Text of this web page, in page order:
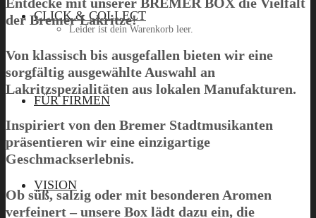
CLICK & COLLECT
FÜR FIRMEN
VISION
Leider ist dein Warenkorb leer.
Menü
der Bremer Lakritze!
Von klassisch bis ausgefallen bieten wir eine
sorgfältig ausgewählte Auswahl an
Lakritzspezialitäten aus lokalen Manufakturen.
Inspiriert von den Bremer Stadtmusikanten
präsentieren wir eine einzigartige
Geschmackserlebnis.
Ob süß, salzig oder mit besonderen Aromen
verfeinert – unsere Box lädt dazu ein, die